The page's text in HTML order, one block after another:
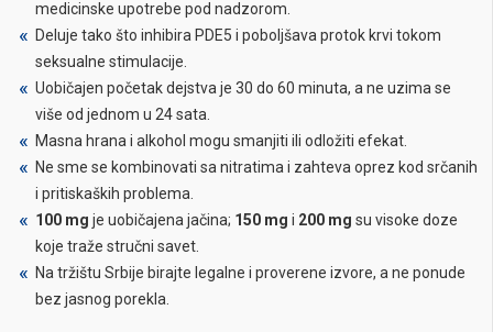
medicinske upotrebe pod nadzorom.
Deluje tako što inhibira PDE5 i poboljšava protok krvi tokom
seksualne stimulacije.
Uobičajen početak dejstva je 30 do 60 minuta, a ne uzima se
više od jednom u 24 sata.
Masna hrana i alkohol mogu smanjiti ili odložiti efekat.
Ne sme se kombinovati sa nitratima i zahteva oprez kod srčanih
i pritiskaških problema.
100 mg je uobičajena jačina; 150 mg i 200 mg su visoke doze
koje traže stručni savet.
Na tržištu Srbije birajte legalne i proverene izvore, a ne ponude
bez jasnog porekla.